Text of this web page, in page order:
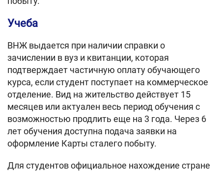
Учеба
ВНЖ выдается при наличии справки о
зачислении в вуз и квитанции, которая
подтверждает частичную оплату обучающего
курса, если студент поступает на коммерческое
отделение. Вид на жительство действует 15
месяцев или актуален весь период обучения с
возможностью продлить еще на 3 года. Через 6
лет обучения доступна подача заявки на
оформление Карты сталего побыту.
Для студентов официальное нахождение стране